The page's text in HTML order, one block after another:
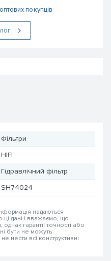
покупців
Фільтри
HIFI
Гідравлічний фільтр
SH74024
надаються
дані і вважаємо, що
гарантії точності або
бути не можуть
нести всі конструктивні